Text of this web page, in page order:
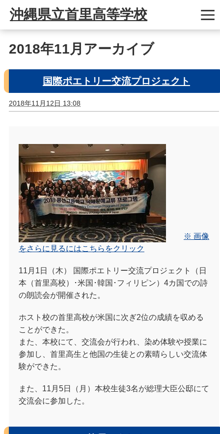
沖縄県立首里高等学校
2018年11月アーカイブ
国際ポエトリー交流プロジェクト
2018年11月12日 13:08
※ 画像
をさらに見るにはこちらをクリック
11月1日（木） 国際ポエトリー交流プロジェクト（日
本（首里高校）･米国･韓国･フィリピン）4カ国での詩
の朗読会が開催された。
ホスト校の首里高校が米国に次ぎ2位の成績を収める
ことができた。
また、本校にて、交流会が行われ、染め体験や授業に
参加し、首里高生と他国の生徒との素晴らしい交流体
験ができた。
また、11月5日（月）本校生徒3名が総理大臣公邸にて
交流会に参加した。